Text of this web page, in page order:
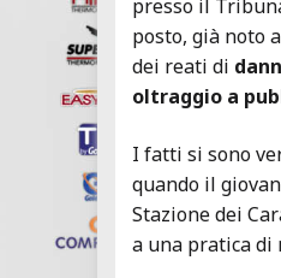
presso il
posto, già noto
dei reati di
oltraggio a
I fatti si sono
quando il
Stazione dei
a una pratica di